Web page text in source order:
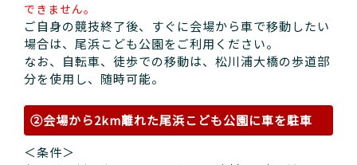
できません。
ご自身の競技終了後、すぐに会場から車で移動したい
場合は、尾浜こども公園をご利用ください。
なお、自転車、徒歩での移動は、松川浦大橋の歩道部
分を使用し、随時可能。
②会場から2km離れた尾浜こども公園に車を駐車
＜条件＞